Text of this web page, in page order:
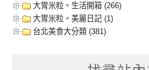
大胃米粒。生活開箱 (266)
大胃米粒。美麗日記 (1)
台北美食大分類 (381)